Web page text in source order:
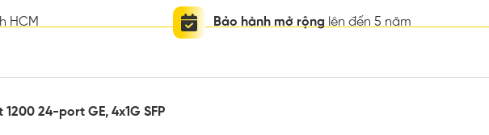
HCM Bảo hành mở rộng lên đến 5 năm
24-port GE, 4x1G SFP